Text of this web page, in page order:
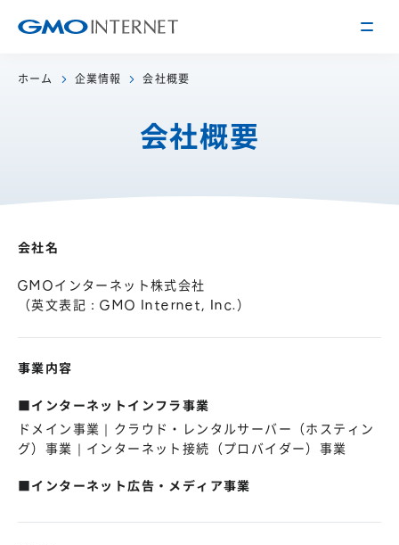
沿革
サービス
IR情報
経営方針
事業内容・戦略
株式・格付情報
株主総会
IRカレンダー
仕事を知る
会社を知る
ホーム 企業情報 会社概要
会社概要
会社名
GMOインターネット株式会社
（英文表記：GMO Internet, Inc.）
事業内容
■インターネットインフラ事業
ドメイン事業｜クラウド・レンタルサーバー（ホスティン
グ）事業｜インターネット接続（プロバイダー）事業
■インターネット広告・メディア事業